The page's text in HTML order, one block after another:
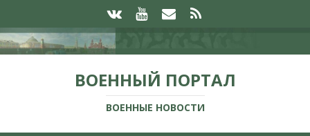
ВОЕННЫЙ ПОРТАЛ
ВОЕННЫЕ НОВОСТИ